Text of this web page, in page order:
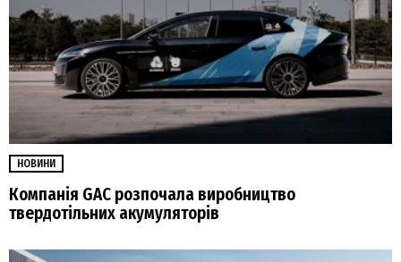
НОВИНИ
Компанія GAC розпочала виробництво
твердотільних акумуляторів